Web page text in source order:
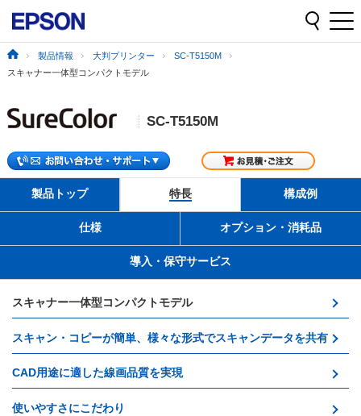
製品情報 大判プリンター
SC-T5150M
スキャナー一体型コンパクトモデル
SC-T5150M
製品トップ 特長 構成例
仕様 オプション・消耗品
導入・保守サービス
スキャナー一体型コンパクトモデル
スキャン・コピーが簡単、様々な形式でスキャンデータを共有
CAD用途に適した線画品質を実現
使いやすさにこだわり